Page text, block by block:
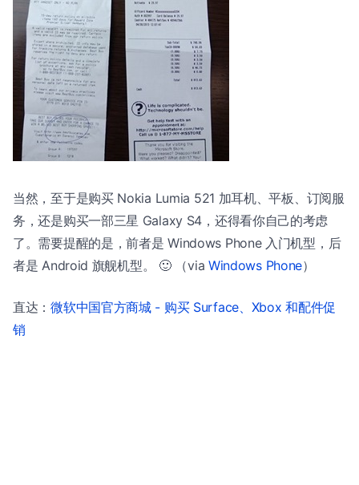
当然，至于是购买 Nokia Lumia 521 加耳机、平板、订阅服
务，还是购买一部三星 Galaxy S4，还得看你自己的考虑
了。需要提醒的是，前者是 Windows Phone 入门机型，后
者是 Android 旗舰机型。 🙂 （via Windows Phone）
直达：微软中国官方商城 - 购买 Surface、Xbox 和配件促
销